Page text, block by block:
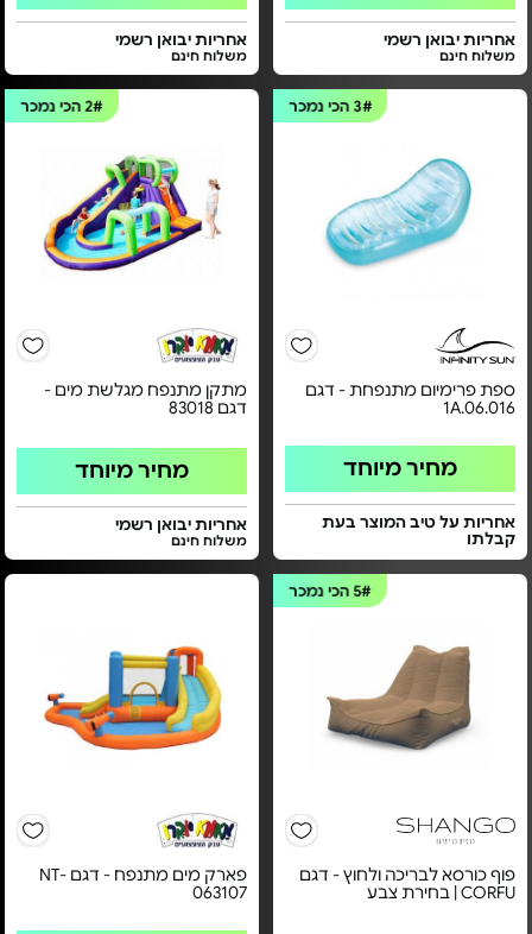
אחריות יבואן רשמי
משלוח חינם
אחריות יבואן רשמי
משלוח חינם
3#הכי נמכר
ספת פרימיום מתנפחת - דגם
1A.06.016
מחיר מיוחד
אחריות על טיב המוצר בעת
קבלתו
2#הכי נמכר
מתקן מתנפח מגלשת מים -
דגם 83018
מחיר מיוחד
אחריות יבואן רשמי
משלוח חינם
5# הכי נמכר
פוף כורסא לבריכה ולחוץ - דגם
CORFU | בחירת צבע
פארק מים מתנפח - דגם NT-
063107